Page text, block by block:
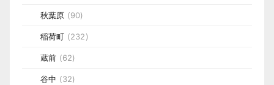
秋葉原 (90)
稲荷町 (232)
蔵前 (62)
谷中 (32)